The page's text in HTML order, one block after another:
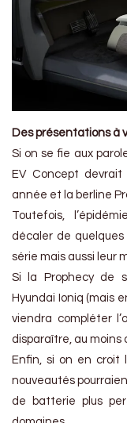
Des présentations à
Si on se fie aux
EV Concept
année et la berline
Toutefois,
décaler de
série mais aussi leur
Si la Prophecy de
Hyundai Ioniq (mais
viendra compléter
disparaître, au moins
Enfin, si on en croit
nouveautés
de batterie plus